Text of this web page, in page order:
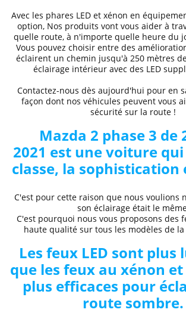
Avec les phares LED et xénon en
option, Nos produits vont vous aider à
quelle route, à n'importe quelle heure du
Vous pouvez choisir entre des
éclairent un chemin jusqu'à 250 mètres
éclairage intérieur avec des LED
Contactez-nous dès aujourd'hui pour en
façon dont nos véhicules peuvent vous
sécurité sur la route !
Mazda 2 phase 3 de
2021 est une voiture
classe, la sophistication
C'est pour cette raison que nous voulions
son éclairage était le
C'est pourquoi nous vous proposons des
haute qualitésur tous les modèles de
Les feux LED sont plus
que les feux au xénon
plus efficaces pour
route sombre.